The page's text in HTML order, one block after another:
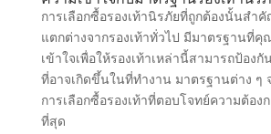
การเลือกซื้อรองเท้านิรภัยที่ถูกต้องนั้นสำ
แตกต่างจากรองเท้าทั่วไป มีมาตรฐานที่คุ
เข้าใจเพื่อให้รองเท้าเหล่านี้สามารถป้อง
ที่อาจเกิดขึ้นในที่ทำงาน มาตรฐานต่าง ๆ
การเลือกซื้อรองเท้าที่ตอบโจทย์ความต้อง
ที่สุด